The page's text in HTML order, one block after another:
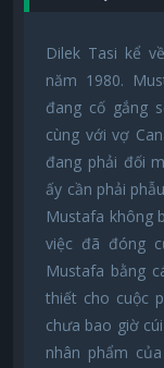
Dilek Tasi kể
năm 1980.
đang cố gắng
cùng với vợ
đang phải đối
ấy cần phải
Mustafa không
việc đã đóng
Mustafa bằng
thiết cho cuộc
chưa bao giờ
nhân phẩm